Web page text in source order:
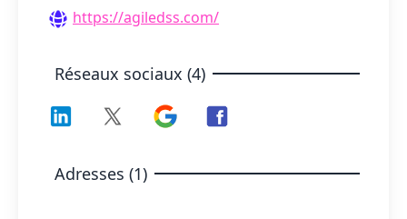
https://agiledss.com/
Réseaux sociaux (4)
Adresses (1)